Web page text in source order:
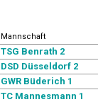
Mannschaft
TSG Benrath 2
DSD Düsseldorf 2
GWR Büderich 1
TC Mannesmann 1